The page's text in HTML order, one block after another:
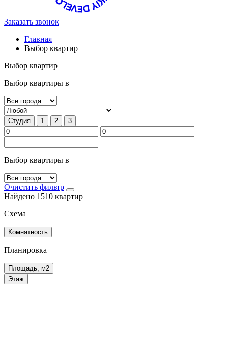
Заказать звонок
Главная
Выбор квартир
Выбор квартир
Выбор квартиры в
Студия 1 2 3
Выбор квартиры в
Очистить фильтр
Найдено 1510 квартир
Схема
Комнатность
Планировка
Площадь, м2
Этаж